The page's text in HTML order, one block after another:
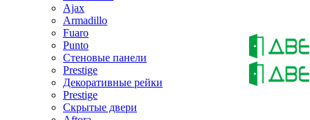
Ajax
Armadillo
Fuaro
Punto
Стеновые панели
Prestige
Декоративные рейки
Prestige
Скрытые двери